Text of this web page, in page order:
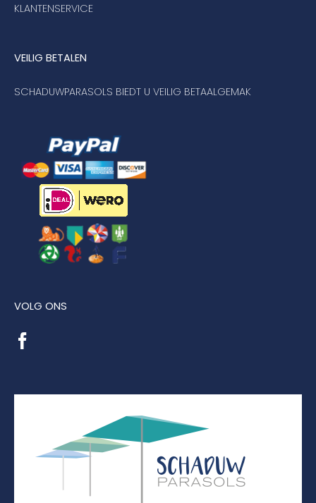
KLANTENSERVICE
VEILIG BETALEN
SCHADUWPARASOLS BIEDT U VEILIG BETAALGEMAK
VOLG ONS